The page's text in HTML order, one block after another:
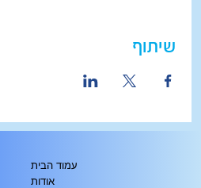
שיתוף
עמוד הבית
אודות